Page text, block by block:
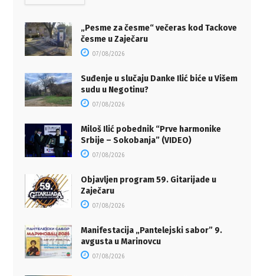
„Pesme za česme“ večeras kod Tackove
česme u Zaječaru
07/08/2026
Suđenje u slučaju Danke Ilić biće u Višem
sudu u Negotinu?
07/08/2026
Miloš Ilić pobednik “Prve harmonike
Srbije – Sokobanja” (VIDEO)
07/08/2026
Objavljen program 59. Gitarijade u
Zaječaru
07/08/2026
Manifestacija „Pantelejski sabor” 9.
avgusta u Marinovcu
07/08/2026